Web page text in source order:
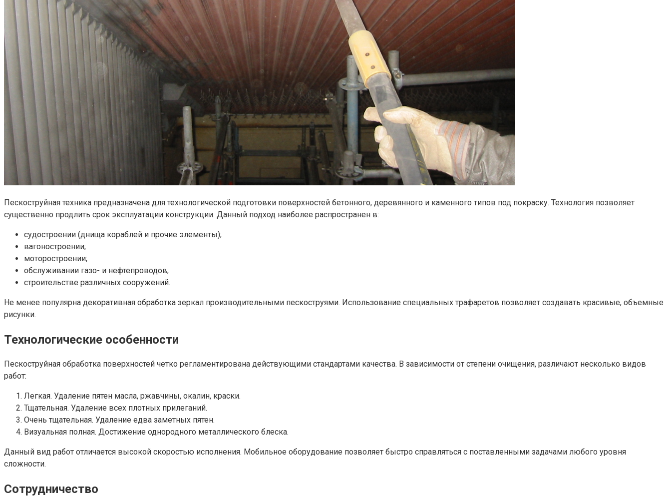
Пескоструйная техника предназначена для технологической подготовки поверхностей бетонного, деревянного и каменного типов под покраску. Технология позволяет
существенно продлить срок эксплуатации конструкции. Данный подход наиболее распространен в:
судостроении (днища кораблей и прочие элементы);
вагоностроении;
моторостроении;
обслуживании газо- и нефтепроводов;
строительстве различных сооружений.
Не менее популярна декоративная обработка зеркал производительными пескоструями. Использование специальных трафаретов позволяет создавать красивые, объемные
рисунки.
Технологические особенности
Пескоструйная обработка поверхностей четко регламентирована действующими стандартами качества. В зависимости от степени очищения, различают несколько видов
работ:
Легкая. Удаление пятен масла, ржавчины, окалин, краски.
Тщательная. Удаление всех плотных прилеганий.
Очень тщательная. Удаление едва заметных пятен.
Визуальная полная. Достижение однородного металлического блеска.
Данный вид работ отличается высокой скоростью исполнения. Мобильное оборудование позволяет быстро справляться с поставленными задачами любого уровня
сложности.
Сотрудничество